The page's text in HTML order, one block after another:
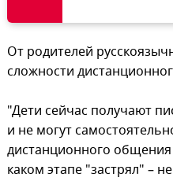
От родителей
сложности
"Дети сейчас получают
и не могут
дистанционного общения
каком этапе "застрял" –